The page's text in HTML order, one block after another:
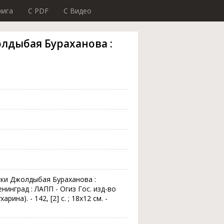
C PDF C Видео
Бураханова :
Джолдыбая Бураханова :
: ЛАПП - Огиз Гос. изд-во
- 142, [2] с. ; 18х12 см. -